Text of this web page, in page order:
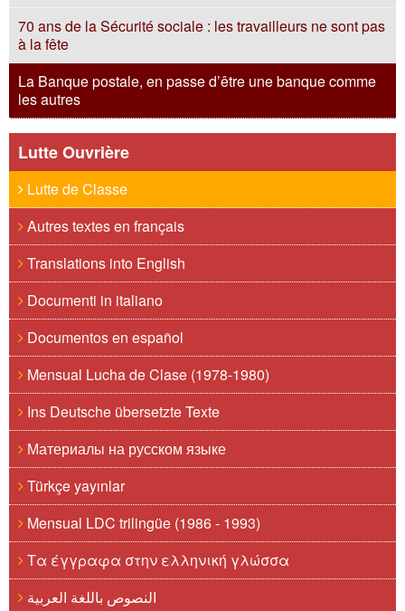
70 ans de la Sécurité sociale : les travailleurs ne sont pas
à la fête
La Banque postale, en passe d’être une banque comme
les autres
Lutte Ouvrière
Lutte de Classe
Autres textes en français
Translations into English
Documenti in italiano
Documentos en español
Mensual Lucha de Clase (1978-1980)
Ins Deutsche übersetzte Texte
Материалы на русском языке
Türkçe yayınlar
Mensual LDC trilingüe (1986 - 1993)
Τα έγγραφα στην ελληνική γλώσσα
النصوص باللغة العربية